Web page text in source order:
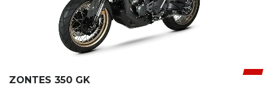
ZONTES 350 GK